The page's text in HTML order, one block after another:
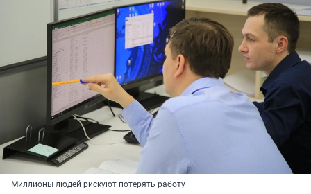
Миллионы людей рискуют потерять работу